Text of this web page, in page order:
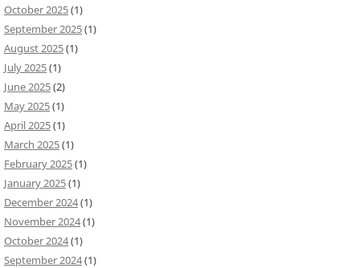
October 2025(1)
September 2025(1)
August 2025(1)
July 2025(1)
June 2025(2)
May 2025(1)
April 2025(1)
March 2025(1)
February 2025(1)
January 2025(1)
December 2024(1)
November 2024(1)
October 2024(1)
September 2024(1)